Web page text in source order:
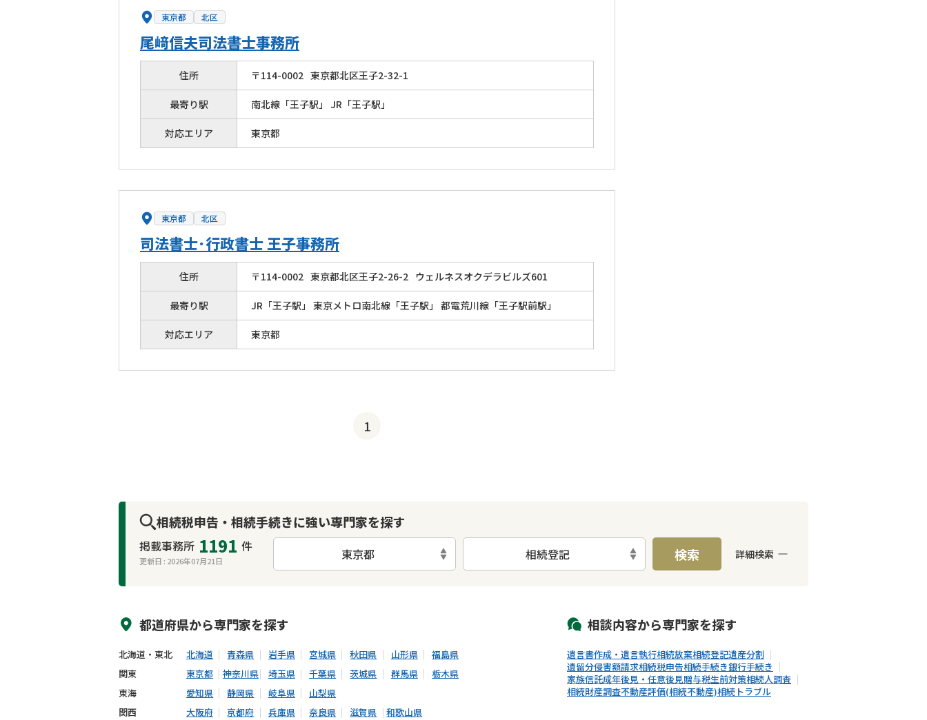
東京都 北区
尾﨑信夫司法書士事務所
住所 〒114-0002 東京都北区王子2-32-1
最寄り駅 南北線「王子駅」 JR「王子駅」
対応エリア 東京都
東京都 北区
司法書士･行政書士 王子事務所
住所 〒114-0002 東京都北区王子2-26-2 ウェルネスオクデラビルズ601
最寄り駅 JR「王子駅」 東京メトロ南北線「王子駅」 都電荒川線「王子駅前駅」
対応エリア 東京都
1
相続税申告・相続手続きに強い専門家を探す
掲載事務所 1191 件
更新日 : 2026年07月21日 東京都 相続登記 検索 詳細検索
都道府県から専門家を探す
北海道・東北 北海道 青森県 岩手県 宮城県 秋田県 山形県
福島県
関東
東京都 神奈川県 埼玉県 千葉県 茨城県 群馬県
栃木県
東海
愛知県 静岡県 岐阜県
山梨県
関西
大阪府 京都府 兵庫県 奈良県 滋賀県 和歌山県
相談内容から専門家を探す
遺言書作成・遺言執行相続放棄相続登記遺産分割
遺留分侵害額請求相続税申告相続手続き銀行手続き
家族信託成年後見・任意後見贈与税生前対策相続人調査
相続財産調査不動産評価(相続不動産)相続トラブル